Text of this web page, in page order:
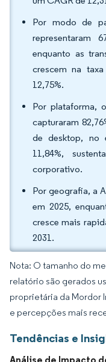
Por modo de
representaram
enquanto as
crescem na
12,75%.
Por plataforma,
capturaram
de desktop, no
11,84%,
corporativo.
Por geografia, a
em 2025,
cresce mais
2031.
Nota: O tamanho do
relatório são gerados
proprietária da Mordor
e percepções mais
Tendências e
Análise de Impacto